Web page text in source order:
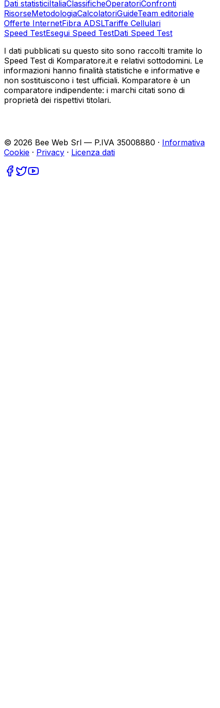
Dati statisticiItaliaClassificheOperatoriConfronti
RisorseMetodologiaCalcolatoriGuideTeam editoriale
Offerte InternetFibra ADSLTariffe Cellulari
Speed TestEsegui Speed TestDati Speed Test
I dati pubblicati su questo sito sono raccolti tramite lo
Speed Test di Komparatore.it e relativi sottodomini. Le
informazioni hanno finalità statistiche e informative e
non sostituiscono i test ufficiali. Komparatore è un
comparatore indipendente: i marchi citati sono di
proprietà dei rispettivi titolari.
© 2026 Bee Web Srl — P.IVA 35008880 · Informativa
Cookie · Privacy · Licenza dati